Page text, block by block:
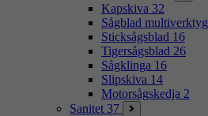
Kapskiva 32
Sågblad multiverktyg
Sticksågsblad 16
Tigersågsblad 26
Sågklinga 16
Slipskiva 14
Motorsågskedja 2
Sanitet 37